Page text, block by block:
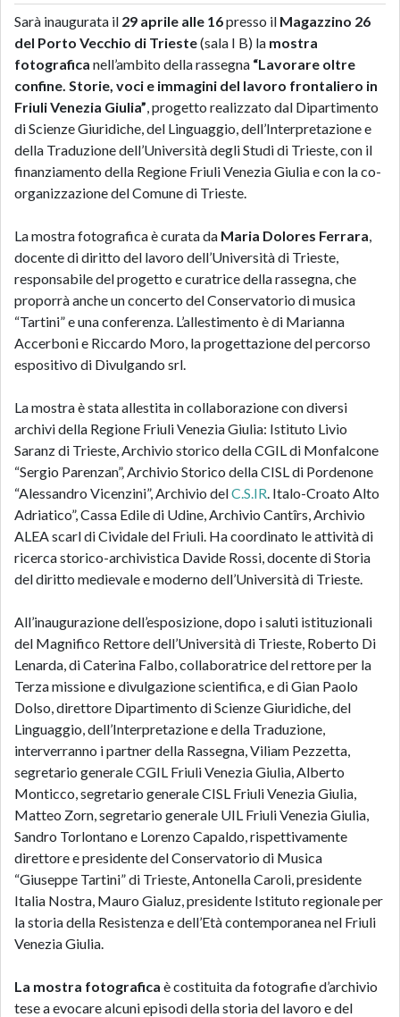
Sarà inaugurata il 29 aprile alle 16presso il Magazzino 26
del Porto Vecchio di Trieste(sala I B) la mostra
fotografica nell’ambito della rassegna “Lavorare oltre
confine. Storie, voci e immagini del lavoro frontaliero in
Friuli Venezia Giulia”, progetto realizzato dal Dipartimento
di Scienze Giuridiche, del Linguaggio, dell’Interpretazione e
della Traduzione dell’Università degli Studi di Trieste, con il
finanziamento della Regione Friuli Venezia Giulia e con la co-
organizzazione del Comune di Trieste.
La mostra fotografica è curata da Maria Dolores Ferrara,
docente di diritto del lavoro dell’Università di Trieste,
responsabile del progetto e curatrice della rassegna, che
proporrà anche un concerto del Conservatorio di musica
“Tartini” e una conferenza. L’allestimento è di Marianna
Accerboni e Riccardo Moro, la progettazione del percorso
espositivo di Divulgando srl.
La mostra è stata allestita in collaborazione con diversi
archivi della Regione Friuli Venezia Giulia: Istituto Livio
Saranz di Trieste, Archivio storico della CGIL di Monfalcone
“Sergio Parenzan”, Archivio Storico della CISL di Pordenone
“Alessandro Vicenzini”, Archivio delC.S.IR. Italo-Croato Alto
Adriatico”, Cassa Edile di Udine, Archivio Cantîrs, Archivio
ALEA scarl di Cividale del Friuli. Ha coordinato le attività di
ricerca storico-archivistica Davide Rossi, docente di Storia
del diritto medievale e moderno dell’Università di Trieste.
All’inaugurazione dell’esposizione, dopo i saluti istituzionali
del Magnifico Rettore dell’Università di Trieste, Roberto Di
Lenarda, di Caterina Falbo, collaboratrice del rettore per la
Terza missione e divulgazione scientifica, e di Gian Paolo
Dolso, direttore Dipartimento di Scienze Giuridiche, del
Linguaggio, dell’Interpretazione e della Traduzione,
interverranno i partner della Rassegna, Viliam Pezzetta,
segretario generale CGIL Friuli Venezia Giulia, Alberto
Monticco, segretario generale CISL Friuli Venezia Giulia,
Matteo Zorn, segretario generale UIL Friuli Venezia Giulia,
Sandro Torlontano e Lorenzo Capaldo, rispettivamente
direttore e presidente del Conservatorio di Musica
“Giuseppe Tartini” di Trieste, Antonella Caroli, presidente
Italia Nostra, Mauro Gialuz, presidente Istituto regionale per
la storia della Resistenza e dell’Età contemporanea nel Friuli
Venezia Giulia.
La mostra fotografica è costituita da fotografie d’archivio
tese a evocare alcuni episodi della storia del lavoro e del